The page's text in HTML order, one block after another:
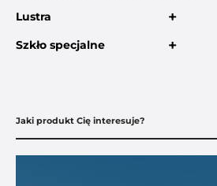
Lustra +
Szkło specjalne +